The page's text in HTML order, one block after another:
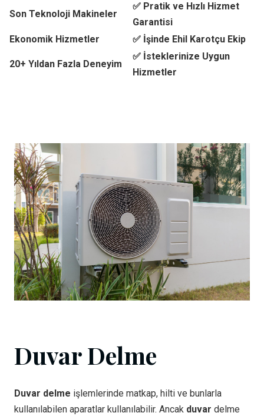
Son Teknoloji Makineler
✅ Pratik ve Hızlı Hizmet
Garantisi
Ekonomik Hizmetler
✅ İşinde Ehil Karotçu Ekip
20+ Yıldan Fazla Deneyim
✅ İsteklerinize Uygun
Hizmetler
Duvar Delme
Duvar delme işlemlerinde matkap, hilti ve bunlarla
kullanılabilen aparatlar kullanılabilir. Ancak duvar delme